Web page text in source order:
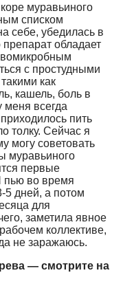
муравьиного
списком
себе, убедилась в
обладает
с простудными
как
кашель, боль в
всегда
пить
толку. Сейчас я
могу советовать
муравьиного
первые
пью во время
5 дней, а потом
для
заметила явное
коллективе,
не заражаюсь.
— смотрите на